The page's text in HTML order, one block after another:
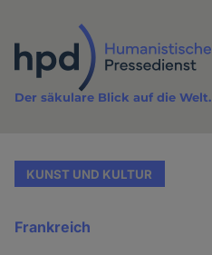
Inhalt
Der säkulare Blick auf die Welt.
KUNST UND KULTUR
Frankreich